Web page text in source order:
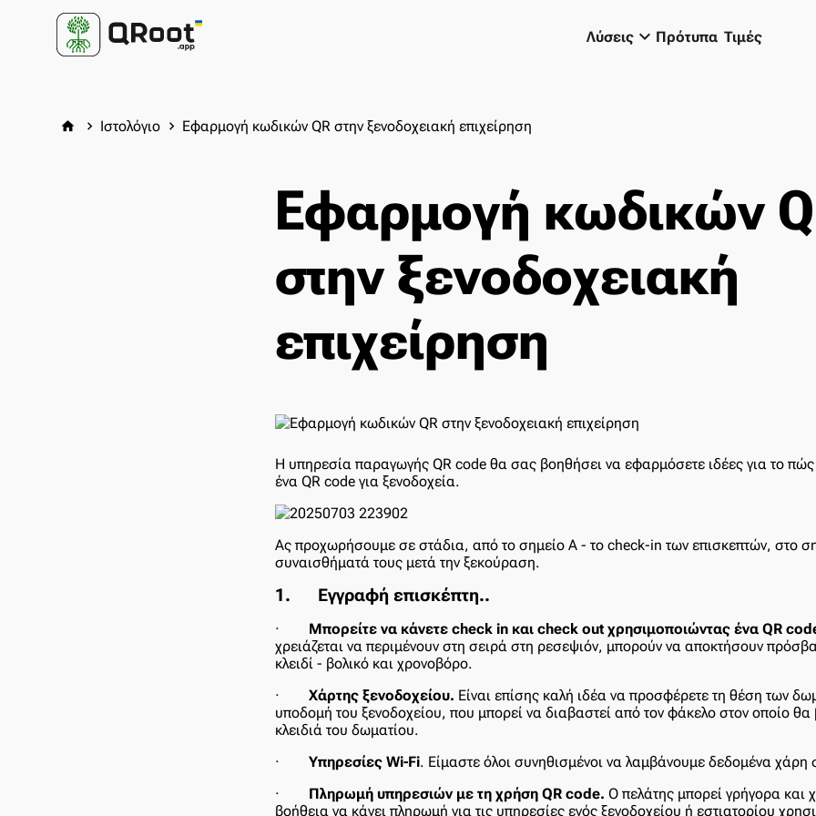
Λύσειςkeyboard_arrow_down Πρότυπα Τιμές
home keyboard_arrow_right Ιστολόγιο keyboard_arrow_right Εφαρμογή κωδικών QR στην ξενοδοχειακή επιχείρηση
Εφαρμογή κωδικών
στην ξενοδοχειακή
επιχείρηση
Η υπηρεσία παραγωγής QR code θα σας βοηθήσει να εφαρμόσετε ιδέες για το πώς
ένα QR code για ξενοδοχεία.
Ας προχωρήσουμε σε στάδια, από το σημείο Α - το check-in των επισκεπτών, στο
συναισθήματά τους μετά την ξεκούραση.
1. Εγγραφή επισκέπτη..
· Μπορείτε να κάνετε check in και check out χρησιμοποιώντας ένα QR
χρειάζεται να περιμένουν στη σειρά στη ρεσεψιόν, μπορούν να αποκτήσουν
κλειδί - βολικό και χρονοβόρο.
·
Χάρτης ξενοδοχείου. Είναι επίσης καλή ιδέα να προσφέρετε τη θέση των
υποδομή του ξενοδοχείου, που μπορεί να διαβαστεί από τον φάκελο στον οποίο θα
κλειδιά του δωματίου.
·
Υπηρεσίες Wi-Fi. Είμαστε όλοι συνηθισμένοι να λαμβάνουμε δεδομένα χάρη
·
Πληρωμή υπηρεσιών με τη χρήση QR code. Ο πελάτης μπορεί γρήγορα και
βοήθεια να κάνει πληρωμή για τις υπηρεσίες ενός ξενοδοχείου ή εστιατορίου